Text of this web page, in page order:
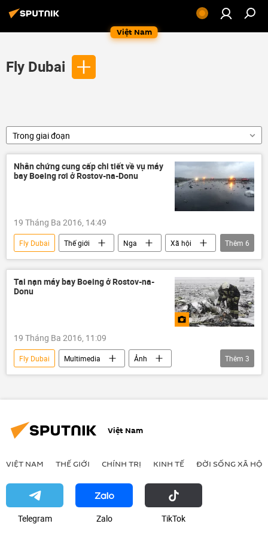
Việt Nam
Fly Dubai
Trong giai đoạn
Nhân chứng cung cấp chi tiết về vụ máy
bay Boeing rơi ở Rostov-na-Donu
19 Tháng Ba 2016, 14:49
Fly Dubai Thế giới Nga
Xã hội
Thời sự
Rostov-na-Donu
Tin chính tại Nga
Boeing 737-800
tai nạn
Thêm 6
Tai nạn máy bay Boeing ở Rostov-na-
Donu
19 Tháng Ba 2016, 11:09
Fly Dubai Multimedia
Ảnh
Tin chính tại Nga
Rostov-na-Donu
Thêm 3
Việt Nam
VIỆT NAM THẾ GIỚI CHÍNH TRỊ KINH TẾ ĐỜI SỐNG XÃ HỘI
Telegram Zalo ТikТоk